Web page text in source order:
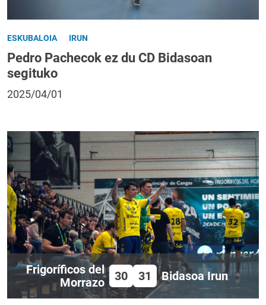
ESKUBALOIA IRUN
Pedro Pachecok ez du CD Bidasoan
segituko
2025/04/01
Frigoríficos del
Morrazo
30 31 Bidasoa Irun